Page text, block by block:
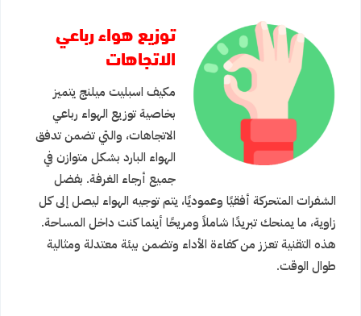
توزيع هواء رباعي
الاتجاهات
مكيف اسبليت ميلنج يتميز
بخاصية توزيع الهواء رباعي
الاتجاهات، والتي تضمن تدفق
الهواء البارد بشكل متوازن في
جميع أرجاء الغرفة. بفضل
الشفرات المتحركة أفقيًا وعموديًا، يتم توجيه الهواء ليصل إلى كل
زاوية، ما يمنحك تبريدًا شاملاً ومريحًا أينما كنت داخل المساحة.
هذه التقنية تعزز من كفاءة الأداء وتضمن بيئة معتدلة ومثالية
طوال الوقت.